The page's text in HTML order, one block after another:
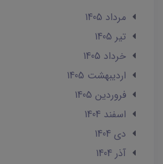
مرداد 1405
تير 1405
خرداد 1405
ارديبهشت 1405
فروردین 1405
اسفند 1404
دی 1404
آذر 1404